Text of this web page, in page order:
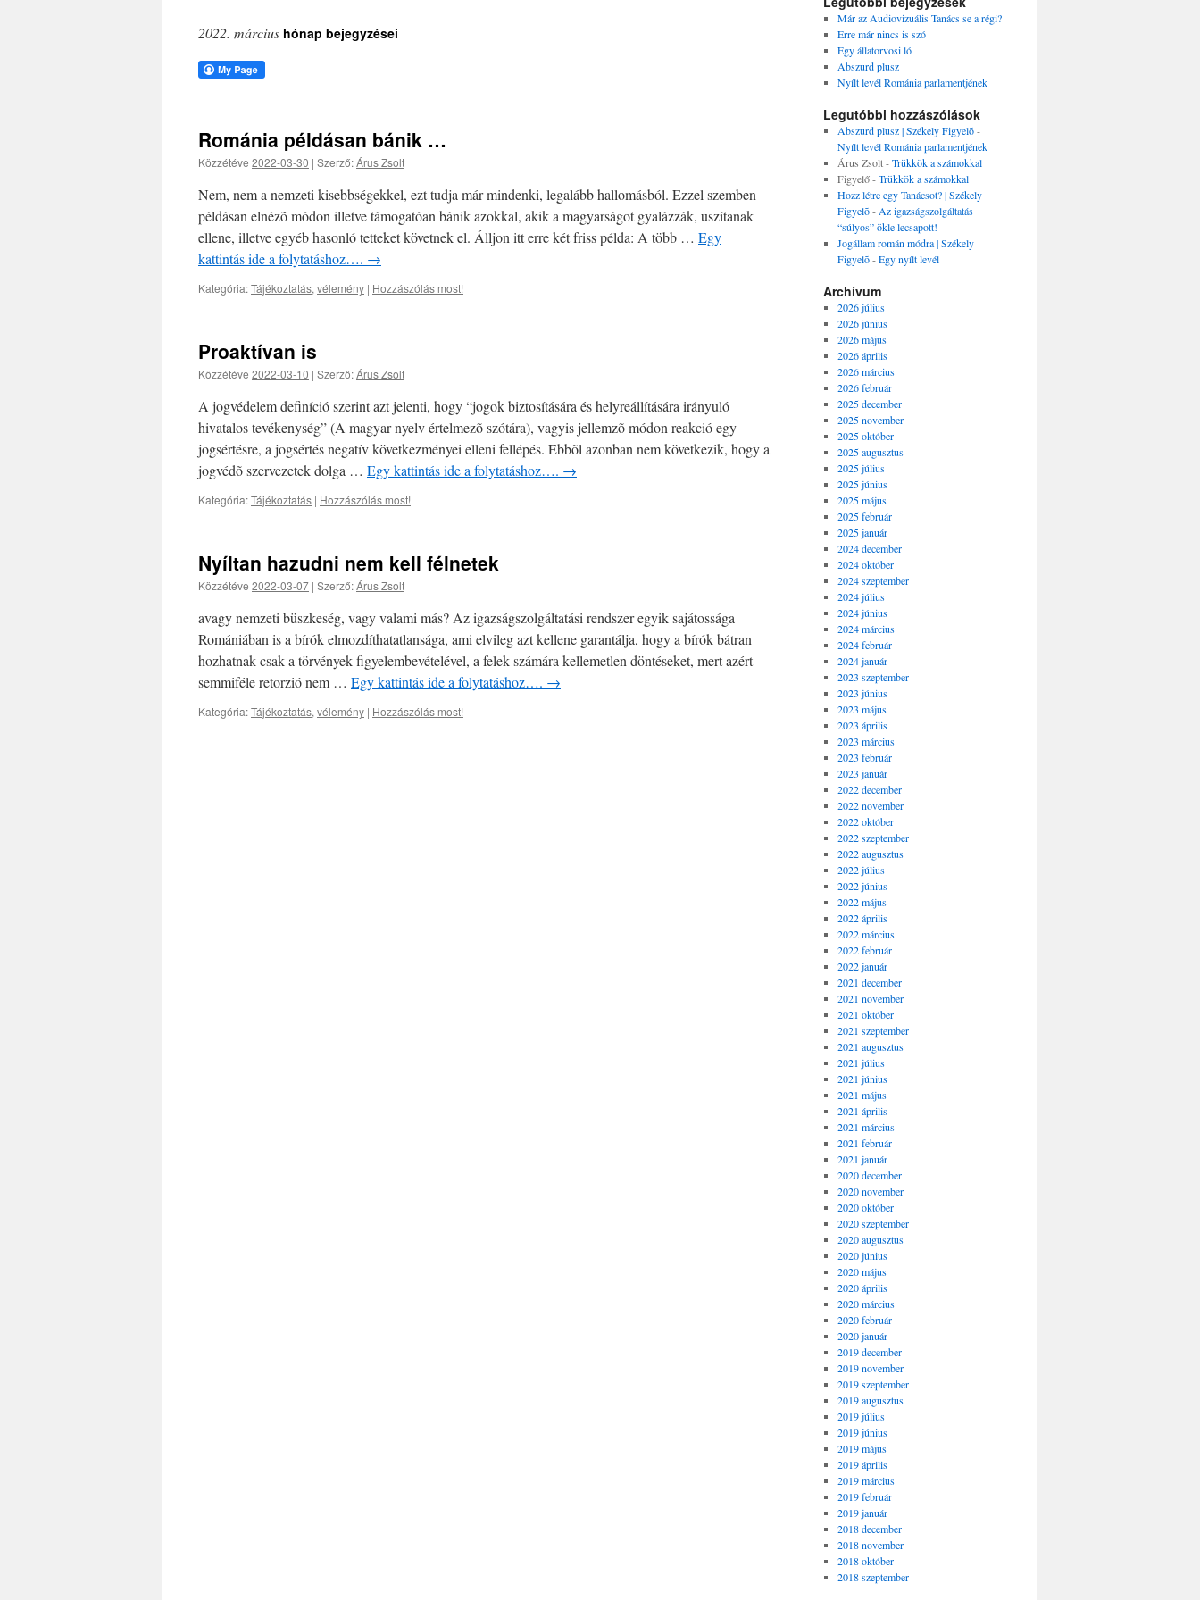
2022. március hónap bejegyzései
Románia példásan bánik …
Közzétéve 2022-03-30 | Szerző:Árus Zsolt
Nem, nem a nemzeti kisebbségekkel, ezt tudja már mindenki, legalább hallomásból. Ezzel szemben
példásan elnézõ módon illetve támogatóan bánik azokkal, akik a magyarságot gyalázzák, uszítanak
ellene, illetve egyéb hasonló tetteket követnek el. Álljon itt erre két friss példa: A több … Egy
kattintás ide a folytatáshoz…. →
Kategória:Tájékoztatás, vélemény | Hozzászólás most!
Proaktívan is
Közzétéve 2022-03-10 | Szerző:Árus Zsolt
A jogvédelem definíció szerint azt jelenti, hogy “jogok biztosítására és helyreállítására irányuló
hivatalos tevékenység” (A magyar nyelv értelmezõ szótára), vagyis jellemzõ módon reakció egy
jogsértésre, a jogsértés negatív következményei elleni fellépés. Ebbõl azonban nem következik, hogy a
jogvédõ szervezetek dolga … Egy kattintás ide a folytatáshoz…. →
Kategória:Tájékoztatás | Hozzászólás most!
Nyíltan hazudni nem kell félnetek
Közzétéve 2022-03-07 | Szerző:Árus Zsolt
avagy nemzeti büszkeség, vagy valami más? Az igazságszolgáltatási rendszer egyik sajátossága
Romániában is a bírók elmozdíthatatlansága, ami elvileg azt kellene garantálja, hogy a bírók bátran
hozhatnak csak a törvények figyelembevételével, a felek számára kellemetlen döntéseket, mert azért
semmiféle retorzió nem … Egy kattintás ide a folytatáshoz…. →
Kategória:Tájékoztatás, vélemény | Hozzászólás most!
Már az Audiovizuális Tanács se a régi?
Erre már nincs is szó
Egy állatorvosi ló
Abszurd plusz
Nyílt levél Románia parlamentjének
Legutóbbi hozzászólások
Abszurd plusz | Székely Figyelõ-
Nyílt levél Románia parlamentjének
Árus Zsolt-Trükkök a számokkal
Figyelő-Trükkök a számokkal
Hozz létre egy Tanácsot? | Székely
Figyelõ- Az igazságszolgáltatás
“súlyos” ökle lecsapott!
Jogállam román módra | Székely
Figyelõ-Egy nyílt levél
Archívum
2026 július
2026 június
2026 május
2026 április
2026 március
2026 február
2025 december
2025 november
2025 október
2025 augusztus
2025 július
2025 június
2025 május
2025 február
2025 január
2024 december
2024 október
2024 szeptember
2024 július
2024 június
2024 március
2024 február
2024 január
2023 szeptember
2023 június
2023 május
2023 április
2023 március
2023 február
2023 január
2022 december
2022 november
2022 október
2022 szeptember
2022 augusztus
2022 július
2022 június
2022 május
2022 április
2022 március
2022 február
2022 január
2021 december
2021 november
2021 október
2021 szeptember
2021 augusztus
2021 július
2021 június
2021 május
2021 április
2021 március
2021 február
2021 január
2020 december
2020 november
2020 október
2020 szeptember
2020 augusztus
2020 június
2020 május
2020 április
2020 március
2020 február
2020 január
2019 december
2019 november
2019 szeptember
2019 augusztus
2019 július
2019 június
2019 május
2019 április
2019 március
2019 február
2019 január
2018 december
2018 november
2018 október
2018 szeptember